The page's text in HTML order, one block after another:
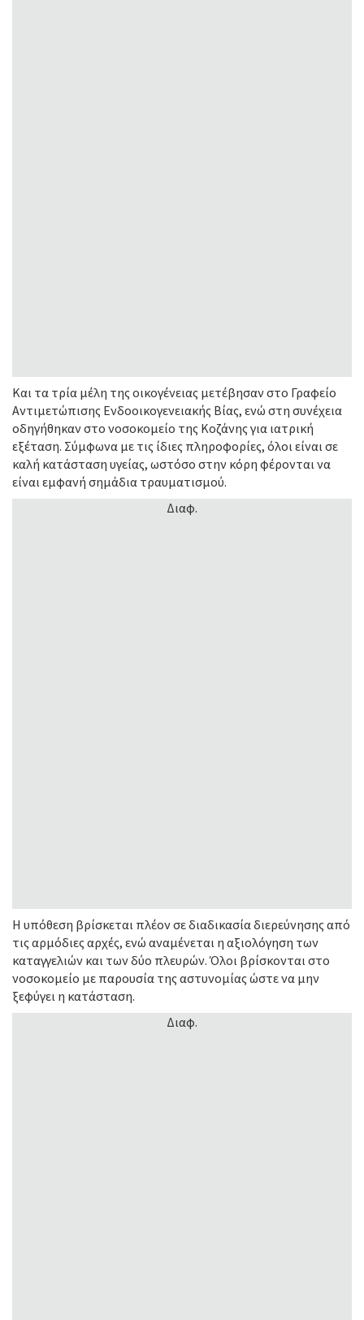
Και τα τρία μέλη της οικογένειας μετέβησαν στο Γραφείο
Αντιμετώπισης Ενδοοικογενειακής Βίας, ενώ στη συνέχεια
οδηγήθηκαν στο νοσοκομείο της Κοζάνης για ιατρική
εξέταση. Σύμφωνα με τις ίδιες πληροφορίες, όλοι είναι σε
καλή κατάσταση υγείας, ωστόσο στην κόρη φέρονται να
είναι εμφανή σημάδια τραυματισμού.
Διαφ.
Η υπόθεση βρίσκεται πλέον σε διαδικασία διερεύνησης από
τις αρμόδιες αρχές, ενώ αναμένεται η αξιολόγηση των
καταγγελιών και των δύο πλευρών. Όλοι βρίσκονται στο
νοσοκομείο με παρουσία της αστυνομίας ώστε να μην
ξεφύγει η κατάσταση.
Διαφ.